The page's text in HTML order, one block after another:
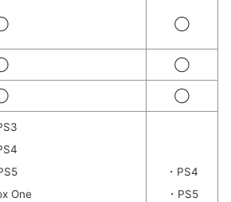
◯
◯
◯
One
・PS4
・PS5